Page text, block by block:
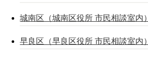
城南区（城南区役所 市民相談室内）
早良区（早良区役所 市民相談室内）